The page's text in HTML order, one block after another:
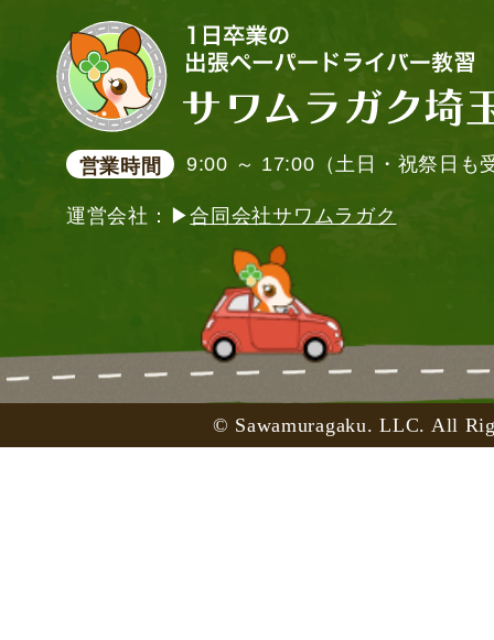
営業時間 9:00 ～ 17:00（土日・祝祭日も
運営会社：▶合同会社サワムラガク
© Sawamuragaku. LLC. All